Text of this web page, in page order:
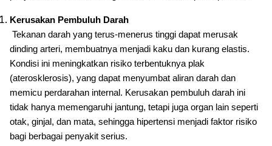
Kerusakan Pembuluh Darah
Tekanan darah yang terus-menerus tinggi dapat merusak
dinding arteri, membuatnya menjadi kaku dan kurang elastis.
Kondisi ini meningkatkan risiko terbentuknya plak
(aterosklerosis), yang dapat menyumbat aliran darah dan
memicu perdarahan internal. Kerusakan pembuluh darah ini
tidak hanya memengaruhi jantung, tetapi juga organ lain seperti
otak, ginjal, dan mata, sehingga hipertensi menjadi faktor risiko
bagi berbagai penyakit serius.